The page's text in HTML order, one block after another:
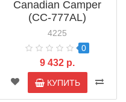
Canadian Camper
(CC-777AL)
4225
0
9 432 р.
КУПИТЬ